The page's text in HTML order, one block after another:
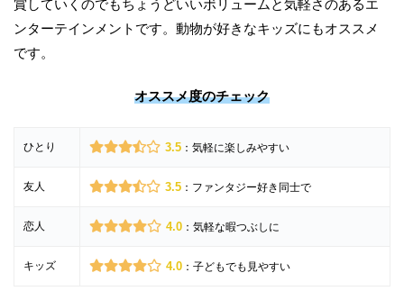
賞していくのでもちょうどいいボリュームと気軽さのあるエ
ンターテインメントです。動物が好きなキッズにもオススメ
です。
オススメ度のチェック
ひとり 3.5：気軽に楽しみやすい
友人 3.5：ファンタジー好き同士で
恋人 4.0：気軽な暇つぶしに
キッズ 4.0：子どもでも見やすい